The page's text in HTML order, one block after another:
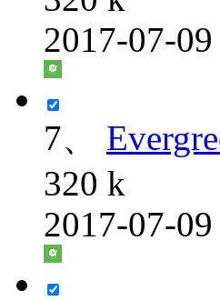
2017-07-09
7、
320 k
2017-07-09